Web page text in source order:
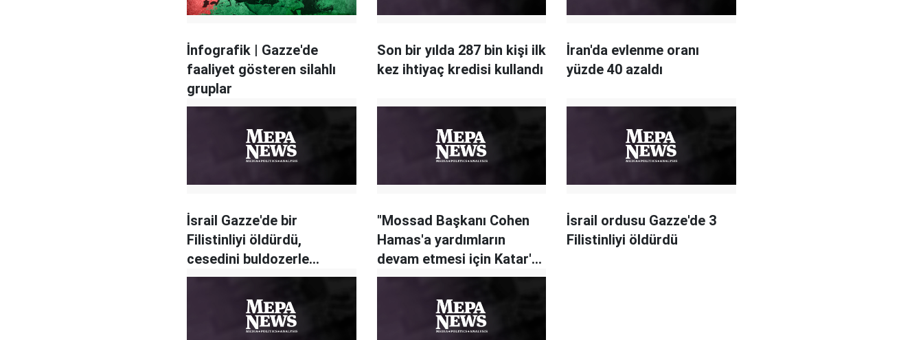
İnfografik | Gazze'de
faaliyet gösteren silahlı
gruplar
Son bir yılda 287 bin kişi ilk
kez ihtiyaç kredisi kullandı
İran'da evlenme oranı
yüzde 40 azaldı
İsrail Gazze'de bir
Filistinliyi öldürdü,
cesedini buldozerle
sürükledi
"Mossad Başkanı Cohen
Hamas'a yardımların
devam etmesi için Katar'a
gitti"
İsrail ordusu Gazze'de 3
Filistinliyi öldürdü